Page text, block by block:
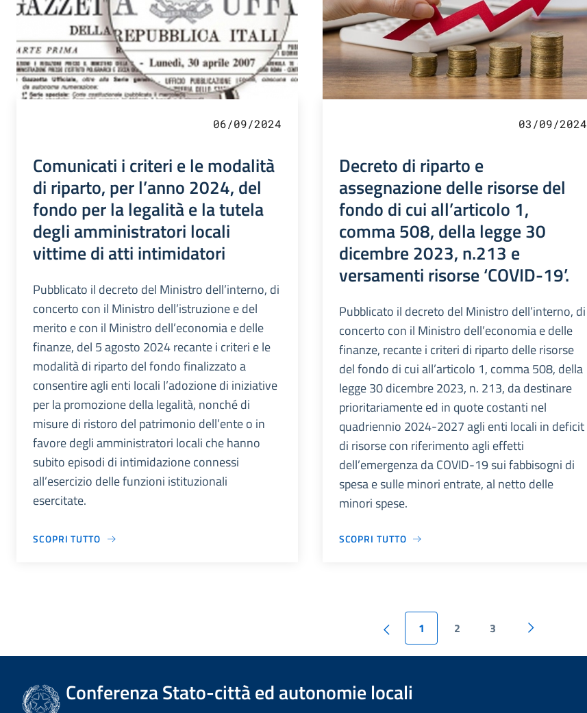
06/09/2024
Comunicati i criteri e le modalità
di riparto, per l’anno 2024, del
fondo per la legalità e la tutela
degli amministratori locali
vittime di atti intimidatori
Pubblicato il decreto del Ministro dell’interno, di
concerto con il Ministro dell’istruzione e del
merito e con il Ministro dell’economia e delle
finanze, del 5 agosto 2024 recante i criteri e le
modalità di riparto del fondo finalizzato a
consentire agli enti locali l’adozione di iniziative
per la promozione della legalità, nonché di
misure di ristoro del patrimonio dell’ente o in
favore degli amministratori locali che hanno
subito episodi di intimidazione connessi
all’esercizio delle funzioni istituzionali
esercitate.
SCOPRI TUTTO
03/09/2024
Decreto di riparto e
assegnazione delle risorse del
fondo di cui all’articolo 1,
comma 508, della legge 30
dicembre 2023, n.213 e
versamenti risorse ‘COVID-19’.
Pubblicato il decreto del Ministro dell’interno, di
concerto con il Ministro dell’economia e delle
finanze, recante i criteri di riparto delle risorse
del fondo di cui all’articolo 1, comma 508, della
legge 30 dicembre 2023, n. 213, da destinare
prioritariamente ed in quote costanti nel
quadriennio 2024-2027 agli enti locali in deficit
di risorse con riferimento agli effetti
dell’emergenza da COVID-19 sui fabbisogni di
spesa e sulle minori entrate, al netto delle
minori spese.
SCOPRI TUTTO
1 2 3
Conferenza Stato-città ed autonomie locali